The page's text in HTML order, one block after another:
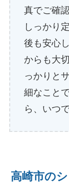
真でご確
しっかり
後も安心
からも大
っかりと
細なこと
ら、いつ
高崎市の